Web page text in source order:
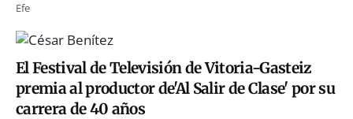
Efe
El Festival de Televisión de Vitoria-Gasteiz
premia al productor de'Al Salir de Clase' por su
carrera de 40 años